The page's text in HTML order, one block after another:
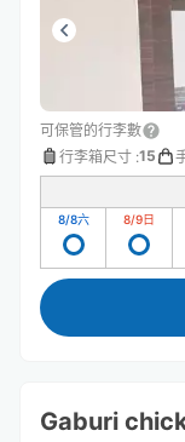
可保管的行李數
行李箱尺寸 :15
8/8六 8/9日
Gaburi